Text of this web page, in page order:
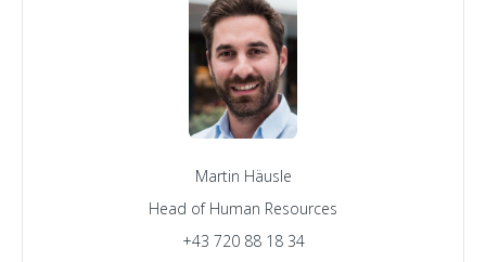
Martin Häusle
Head of Human Resources
+43 720 88 18 34